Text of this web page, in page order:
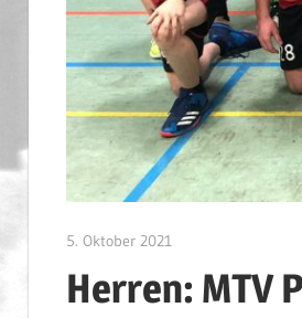
5. Oktober 2021admin
Herren: MTV